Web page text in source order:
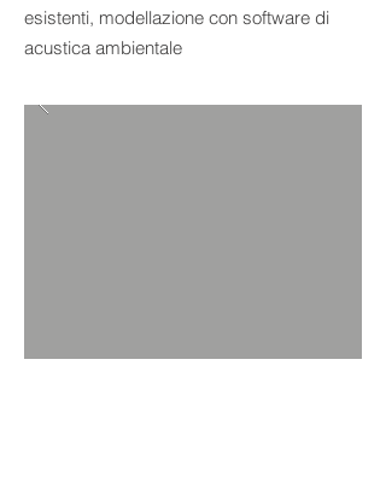
esistenti, modellazione con software di
acustica ambientale